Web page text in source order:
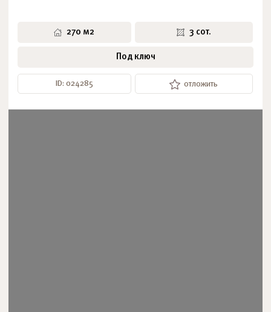
270 м2 3 сот.
Под ключ
ID: 024285 отложить